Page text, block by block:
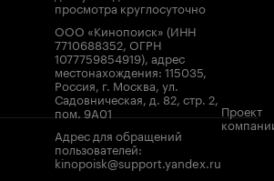
просмотра круглосуточно
ООО «Кинопоиск» (ИНН
7710688352, ОГРН
1077759854919), адрес
местонахождения: 115035,
Россия, г. Москва, ул.
Садовническая, д. 82, стр. 2,
пом. 9А01
Адрес для обращений
пользователей:
kinopoisk@support.yandex.ru
Проект